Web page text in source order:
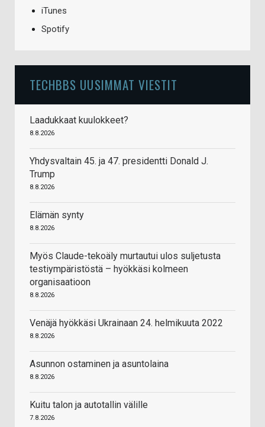
iTunes
Spotify
TECHBBS UUSIMMAT VIESTIT
Laadukkaat kuulokkeet?
8.8.2026
Yhdysvaltain 45. ja 47. presidentti Donald J.
Trump
8.8.2026
Elämän synty
8.8.2026
Myös Claude-tekoäly murtautui ulos suljetusta
testiympäristöstä – hyökkäsi kolmeen
organisaatioon
8.8.2026
Venäjä hyökkäsi Ukrainaan 24. helmikuuta 2022
8.8.2026
Asunnon ostaminen ja asuntolaina
8.8.2026
Kuitu talon ja autotallin välille
7.8.2026